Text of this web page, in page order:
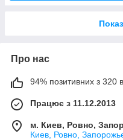
Про нас
94% позитивних з 320
Працює з 11.12.2013
м. Киев, Ровно,
Киев, Ровно,